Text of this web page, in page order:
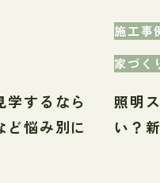
学するなら
ど悩み別に
施工事
家づく
照明
い？